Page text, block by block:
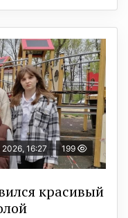
16:27 199
красивый